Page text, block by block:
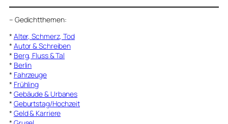
– Gedichtthemen:
* Alter, Schmerz, Tod
* Autor & Schreiben
* Berg, Fluss & Tal
* Berlin
* Fahrzeuge
* Frühling
* Gebäude & Urbanes
* Geburtstag/Hochzeit
* Geld & Karriere